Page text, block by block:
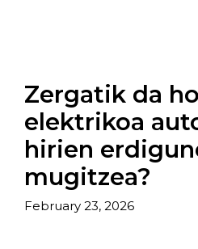
Zergatik da
elektrikoa
hirien
mugitzea?
February 23, 2026